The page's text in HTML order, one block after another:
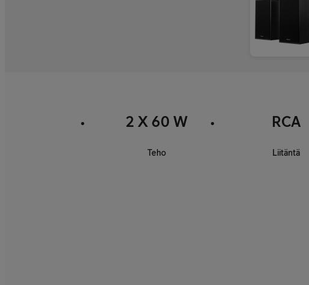
2 X 60 W
Teho
RCA
Liitäntä